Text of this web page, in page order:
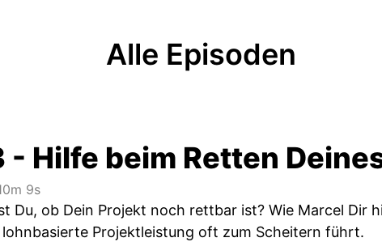
Alle Episoden
- Hilfe beim Retten
9s
Du, ob Dein Projekt noch rettbar ist? Wie Marcel Dir
lohnbasierte Projektleistung oft zum Scheitern führt.